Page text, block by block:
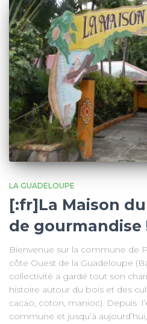
LA GUADELOUPE
[:fr]La Maison
de gourmandise
Bienvenue sur la commune de
côte Ouest de la Guadeloupe
collectivité a gardé tout son
histoire autour du bois et des
cacao, coton, manioc). Depuis
commune et jusqu’à